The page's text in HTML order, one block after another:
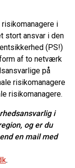
i
stort ansvar i den
(PS!)
af to netværk
på
risikomanagere
risikomanagere.
i
og er du
en mail med
.